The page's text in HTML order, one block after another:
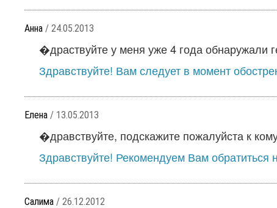
Анна / 24.05.2013
�драствуйте у меня уже 4 года обнаружали
Здравствуйте! Вам следует в момент
Елена / 13.05.2013
�дравствуйте, подскажите пожалуйста к
Здравствуйте! Рекомендуем Вам обратиться
Салима / 26.12.2012